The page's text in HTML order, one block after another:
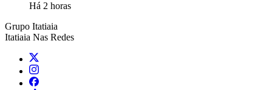
Há 2 horas
Grupo Itatiaia
Itatiaia Nas Redes